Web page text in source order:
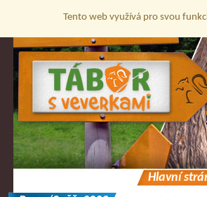
Hlavní
Tento web využívá pro svou